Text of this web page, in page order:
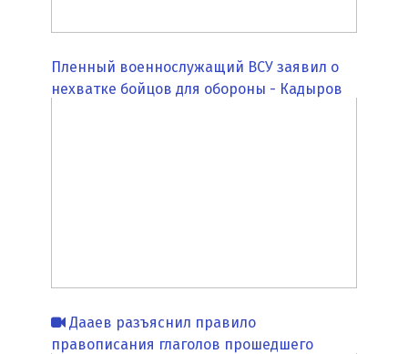
Пленный военнослужащий ВСУ заявил о
нехватке бойцов для обороны - Кадыров
Дааев разъяснил правило
правописания глаголов прошедшего